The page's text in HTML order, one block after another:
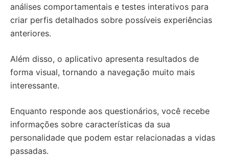
análises comportamentais e testes interativos para
criar perfis detalhados sobre possíveis experiências
anteriores.
Além disso, o aplicativo apresenta resultados de
forma visual, tornando a navegação muito mais
interessante.
Enquanto responde aos questionários, você recebe
informações sobre características da sua
personalidade que podem estar relacionadas a vidas
passadas.